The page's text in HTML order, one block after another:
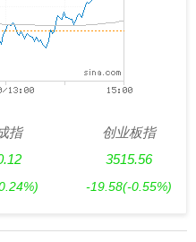
指
创业板指
3515.56
-19.58(-0.55%)